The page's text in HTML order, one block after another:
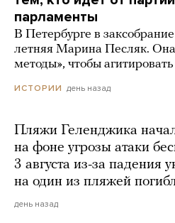
парламенты
В Петербурге в
летняя Марина Песляк.
методы», чтобы
ИСТОРИИ день назад
Пляжи Геленджика
на фоне угрозы атаки
3 августа из-за падения
на один из пляжей
день назад